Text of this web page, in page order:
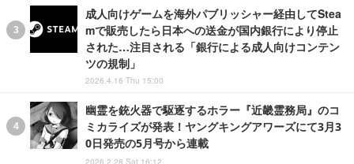
成人向けゲームを海外パブリッシャー経由してStea
mで販売したら日本への送金が国内銀行により停止
された…注目される「銀行による成人向けコンテン
ツの規制」
2026.4.16 Thu 15:00
幽霊を銃火器で駆逐するホラー『近畿霊務局』のコ
ミカライズが発表！ヤングキングアワーズにて3月3
0日発売の5月号から連載
2026.2.28 Sat 16:12